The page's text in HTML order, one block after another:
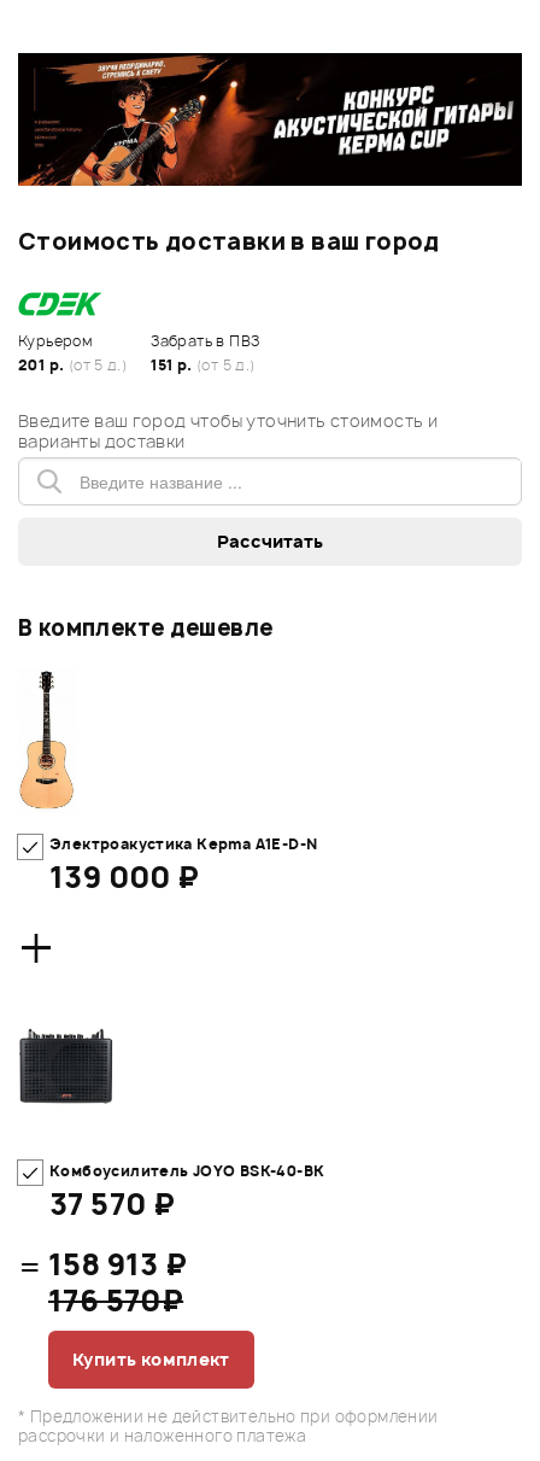
Стоимость доставки в ваш город
Курьером
201 р. (от 5 д.)
Забрать в ПВЗ
151 р. (от 5 д.)
Введите ваш город чтобы уточнить стоимость и
варианты доставки
В комплекте дешевле
Электроакустика Kepma A1E-D-N
139 000 ₽
+
Комбоусилитель JOYO BSK-40-BK
37 570 ₽
= 158 913 ₽
176 570₽
Купить комплект
* Предложении не действительно при оформлении
рассрочки и наложенного платежа